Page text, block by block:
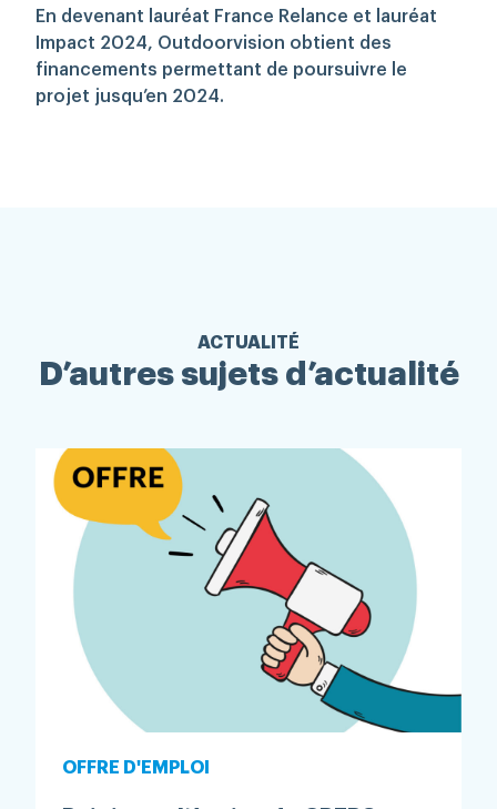
En devenant lauréat France Relance et lauréat
Impact 2024, Outdoorvision obtient des
financements permettant de poursuivre le
projet jusqu’en 2024.
ACTUALITÉ
D’autres sujets d’actualité
OFFRE D'EMPLOI